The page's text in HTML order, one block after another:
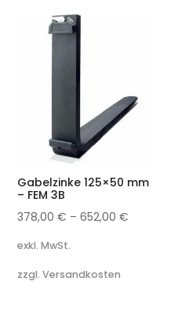
Gabelzinke 125×50 mm
– FEM 3B
378,00 € – 652,00 €
exkl. MwSt.
zzgl. Versandkosten